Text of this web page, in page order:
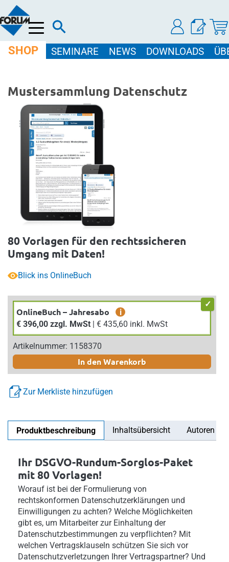
Menü
SHOP SEMINARE NEWS DOWNLOADS
Mustersammlung Datenschutz
80 Vorlagen für den rechtssicheren
Umgang mit Daten!
Blick ins OnlineBuch
OnlineBuch – Jahresabo
i
€ 396,00 zzgl. MwSt
| € 435,60 inkl. MwSt
Artikelnummer: 1158370
In den Warenkorb
Zur Merkliste hinzufügen
Produktbeschreibung Inhaltsübersicht Autoren
Ihr DSGVO-Rundum-Sorglos-Paket
mit 80 Vorlagen!
Worauf ist bei der Formulierung von
rechtskonformen Datenschutzerklärungen und
Einwilligungen zu achten? Welche Möglichkeiten
gibt es, um Mitarbeiter zur Einhaltung der
Datenschutzbestimmungen zu verpflichten? Mit
welchen Vertragsklauseln schützen Sie sich vor
Datenschutzverletzungen Ihrer Vertragspartner? Und